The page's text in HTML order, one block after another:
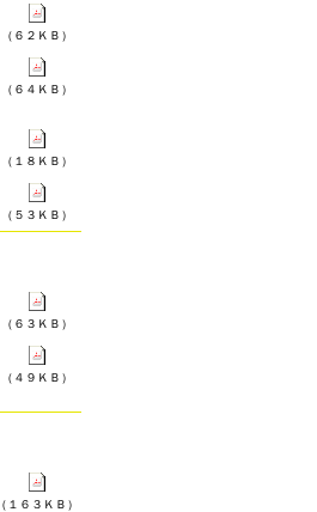
（６２ＫＢ）
（６４ＫＢ）
（１８ＫＢ）
（５３ＫＢ）
（６３ＫＢ）
（４９ＫＢ）
（１６３ＫＢ）